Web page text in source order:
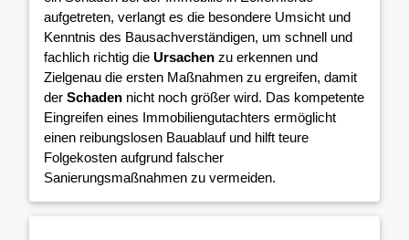
aufgetreten, verlangt es die besondere Umsicht und
Kenntnis des Bausachverständigen, um schnell und
fachlich richtig die Ursachen zu erkennen und
Zielgenau die ersten Maßnahmen zu ergreifen, damit
der Schaden nicht noch größer wird. Das kompetente
Eingreifen eines Immobiliengutachters ermöglicht
einen reibungslosen Bauablauf und hilft teure
Folgekosten aufgrund falscher
Sanierungsmaßnahmen zu vermeiden.